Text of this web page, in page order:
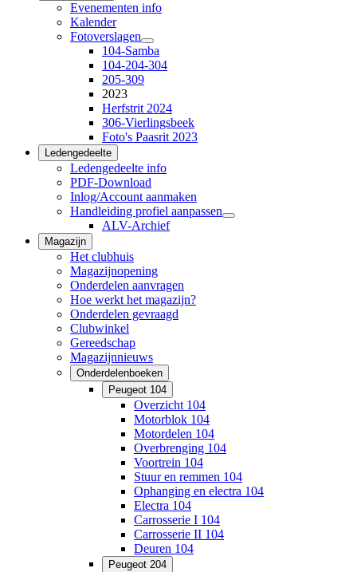
Evenementen info
Kalender
Fotoverslagen
104-Samba
104-204-304
205-309
2023
Herfstrit 2024
306-Vierlingsbeek
Foto's Paasrit 2023
Ledengedeelte
Ledengedeelte info
PDF-Download
Inlog/Account aanmaken
Handleiding profiel aanpassen
ALV-Archief
Magazijn
Het clubhuis
Magazijnopening
Onderdelen aanvragen
Hoe werkt het magazijn?
Onderdelen gevraagd
Clubwinkel
Gereedschap
Magazijnnieuws
Onderdelenboeken
Peugeot 104
Overzicht 104
Motorblok 104
Motordelen 104
Overbrenging 104
Voortrein 104
Stuur en remmen 104
Ophanging en electra 104
Electra 104
Carrosserie I 104
Carrosserie II 104
Deuren 104
Peugeot 204